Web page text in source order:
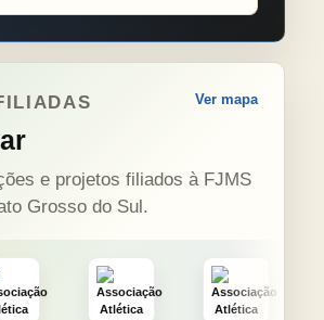
Ver mapa
e projetos filiados à FJMS
Grosso do Sul.